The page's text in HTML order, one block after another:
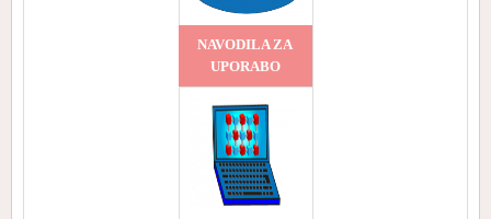
NAVODILA ZA
UPORABO